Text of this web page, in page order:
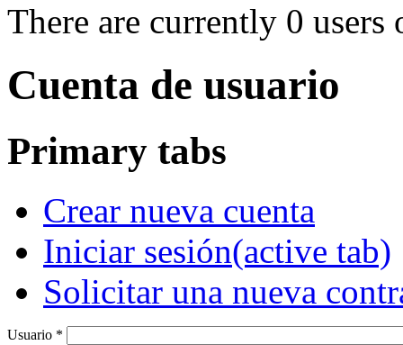
There are currently 0 users
Cuenta de usuario
Primary tabs
Crear nueva cuenta
Iniciar sesión(active tab)
Solicitar una nueva
Usuario *